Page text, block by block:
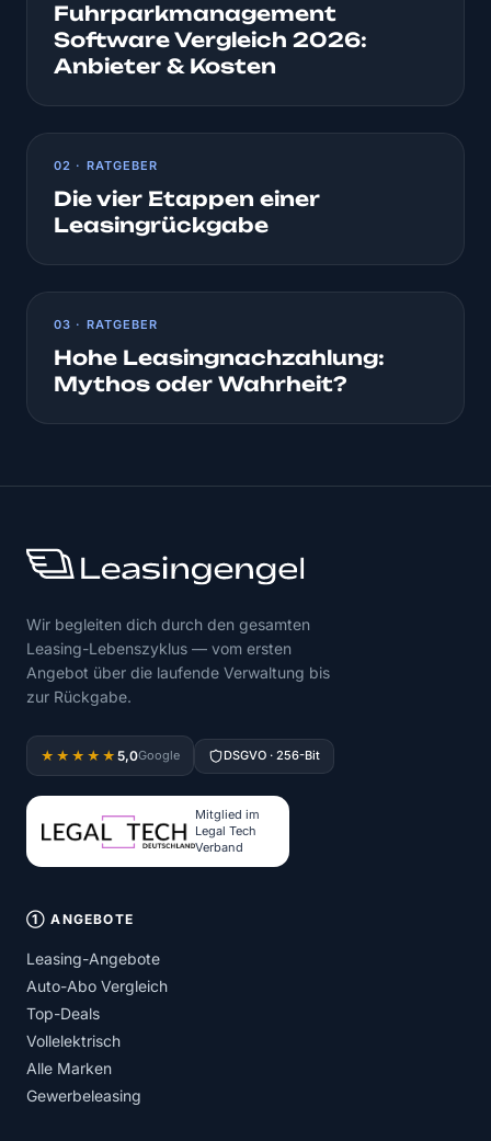
Fuhrparkmanagement
Software Vergleich 2026:
Anbieter & Kosten
02 · RATGEBER
Die vier Etappen einer
Leasingrückgabe
03 · RATGEBER
Hohe Leasingnachzahlung:
Mythos oder Wahrheit?
Wir begleiten dich durch den gesamten
Leasing-Lebenszyklus — vom ersten
Angebot über die laufende Verwaltung bis
zur Rückgabe.
★★★★★ 5,0Google DSGVO · 256-Bit
Mitglied im
Legal Tech
Verband
① ANGEBOTE
Leasing-Angebote
Auto-Abo Vergleich
Top-Deals
Vollelektrisch
Alle Marken
Gewerbeleasing